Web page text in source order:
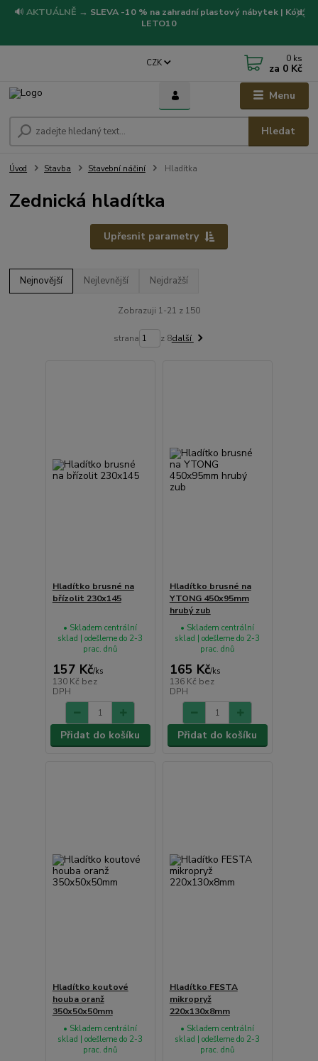
🔊 AKTUÁLNĚ → SLEVA -10 % na zahradní plastový nábytek | Kód:
LETO10
Menu
CZK
Hledat
0 ks
za 0 Kč
Úvod Stavba Stavební náčiní Hladítka
Zednická hladítka
Upřesnit parametry
Nejnovější Nejlevnější Nejdražší
Zobrazuji 1-21 z 150
strana z 8další
Hladítko brusné na
břízolit 230x145
157 Kč/ks
130 Kč bez
DPH
• Skladem centrální
sklad | odešleme do 2-3
prac. dnů
Přidat do košíku
Hladítko brusné na
YTONG 450x95mm
hrubý zub
165 Kč/ks
136 Kč bez
DPH
• Skladem centrální
sklad | odešleme do 2-3
prac. dnů
Přidat do košíku
Hladítko koutové
houba oranž
350x50x50mm
• Skladem centrální
sklad | odešleme do 2-3
prac. dnů
Hladítko FESTA
mikropryž
220x130x8mm
• Skladem centrální
sklad | odešleme do 2-3
prac. dnů